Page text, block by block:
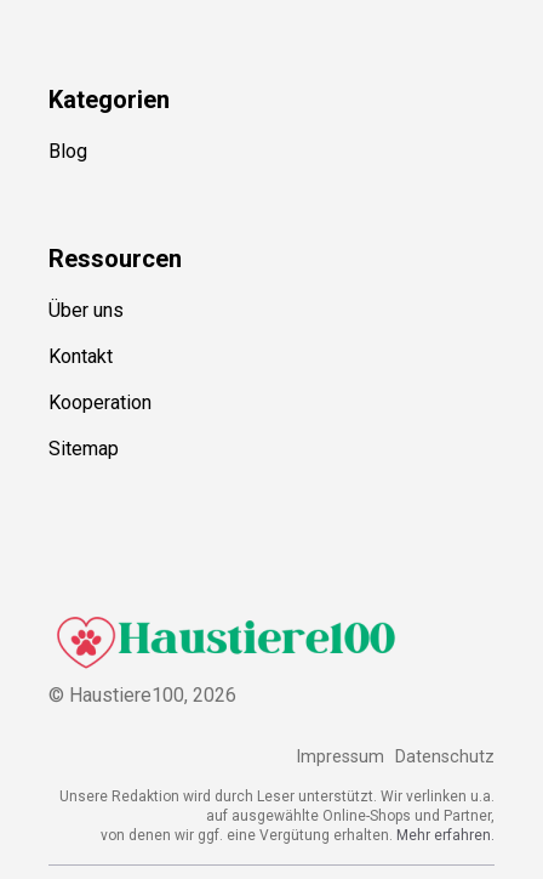
Kategorien
Blog
Ressourcen
Über uns
Kontakt
Kooperation
Sitemap
© Haustiere100, 2026
Impressum Datenschutz
Unsere Redaktion wird durch Leser unterstützt. Wir verlinken u.a.
auf ausgewählte Online-Shops und Partner,
von denen wir ggf. eine Vergütung erhalten. Mehr erfahren.